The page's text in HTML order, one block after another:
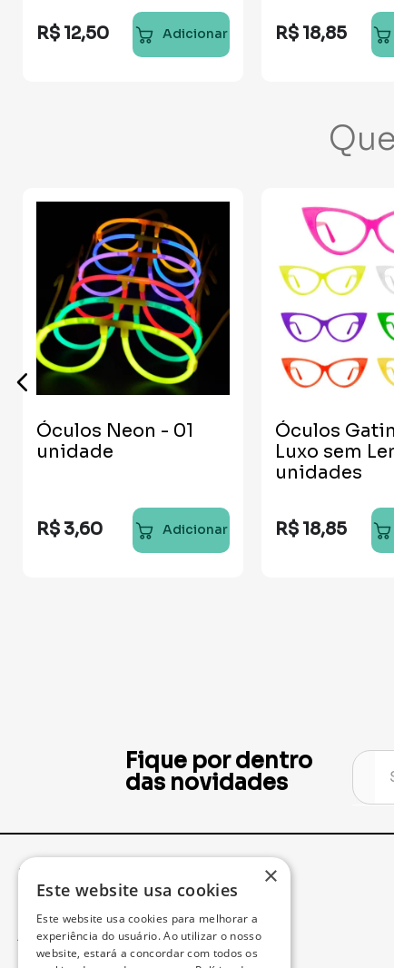
R$ 12,50 Adicionar R$ 18,85
Óculos Neon - 01
unidade
R$ 3,60 Adicionar
Óculos
Luxo sem
unidades
R$ 18,85
Fique por dentro
das novidades
Institucional
Acompanhe seu Pedido
×
Este website usa cookies
Este website usa cookies para melhorar a
experiência do usuário. Ao utilizar o nosso
website, estará a concordar com todos os